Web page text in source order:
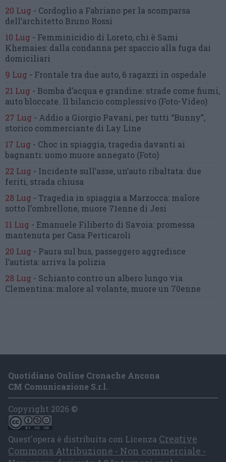
20 Lug - Cordoglio a Fabriano per la scomparsa
dell’architetto Bruno Rossi
10 Lug - Femminicidio di Loreto, chi è Sami
Khemaies: dalla condanna per spaccio alla fuga dai
domiciliari
9 Lug - Frontale tra due auto, 6 ragazzi in ospedale
21 Lug - Bomba d’acqua e grandine: strade come fiumi,
auto bloccate. Il bilancio complessivo (Foto-Video)
27 Lug - Addio a Giorgio Pavani, per tutti “Bunny”,
storico commerciante di Lay Line
17 Lug - Choc in spiaggia, tragedia davanti ai
bagnanti:uomo muore annegato (Foto)
22 Lug - Incidente sull’asse, un’auto ribaltata: due
feriti, strada chiusa
28 Lug - Tragedia in spiaggia a Marzocca: malore
sotto l’ombrellone, muore 71enne di Jesi
11 Lug - Emanuele Filiberto di Savoia: promessa
mantenuta per Casa Perticaroli
20 Lug - Paura sul bus, passeggero aggredisce
l’autista: arriva la polizia
28 Lug - Schianto contro un albero lungo via
Clementina: malore al volante, muore un 70enne
Quotidiano Online Cronache Ancona
CM Comunicazione S.r.l.
Copyright 2026 ©
Quest'opera è distribuita con Licenza Creative
Commons Attribuzione - Non commerciale -